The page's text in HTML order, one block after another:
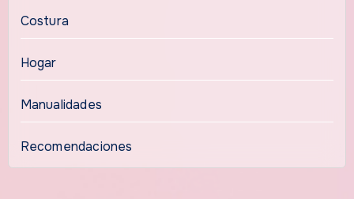
Costura
Hogar
Manualidades
Recomendaciones